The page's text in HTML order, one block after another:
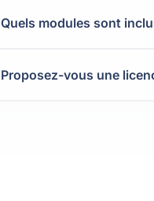
Quels modules sont
Proposez-vous une